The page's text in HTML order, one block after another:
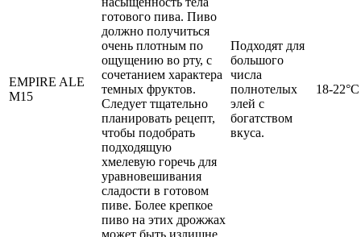
EMPIRE ALE
M15
готового пива. Пиво
должно получиться
очень плотным по
ощущению во рту, с
сочетанием характера
темных фруктов.
Следует тщательно
планировать рецепт,
чтобы подобрать
подходящую
хмелевую горечь для
уравновешивания
сладости в готовом
пиве. Более крепкое
пиво на этих дрожжах
может быть излишне
Подходят для
большого
числа
полнотелых
элей с
богатством
вкуса.
18-22°C